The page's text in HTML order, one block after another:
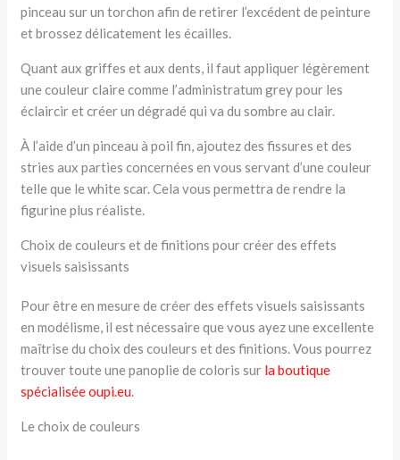
pinceau sur un torchon afin de retirer l’excédent de peinture
et brossez délicatement les écailles.
Quant aux griffes et aux dents, il faut appliquer légèrement
une couleur claire comme l’administratum grey pour les
éclaircir et créer un dégradé qui va du sombre au clair.
À l’aide d’un pinceau à poil fin, ajoutez des fissures et des
stries aux parties concernées en vous servant d’une couleur
telle que le white scar. Cela vous permettra de rendre la
figurine plus réaliste.
Choix de couleurs et de finitions pour créer des effets
visuels saisissants
Pour être en mesure de créer des effets visuels saisissants
en modélisme, il est nécessaire que vous ayez une excellente
maîtrise du choix des couleurs et des finitions. Vous pourrez
trouver toute une panoplie de coloris sur la boutique
spécialisée oupi.eu.
Le choix de couleurs